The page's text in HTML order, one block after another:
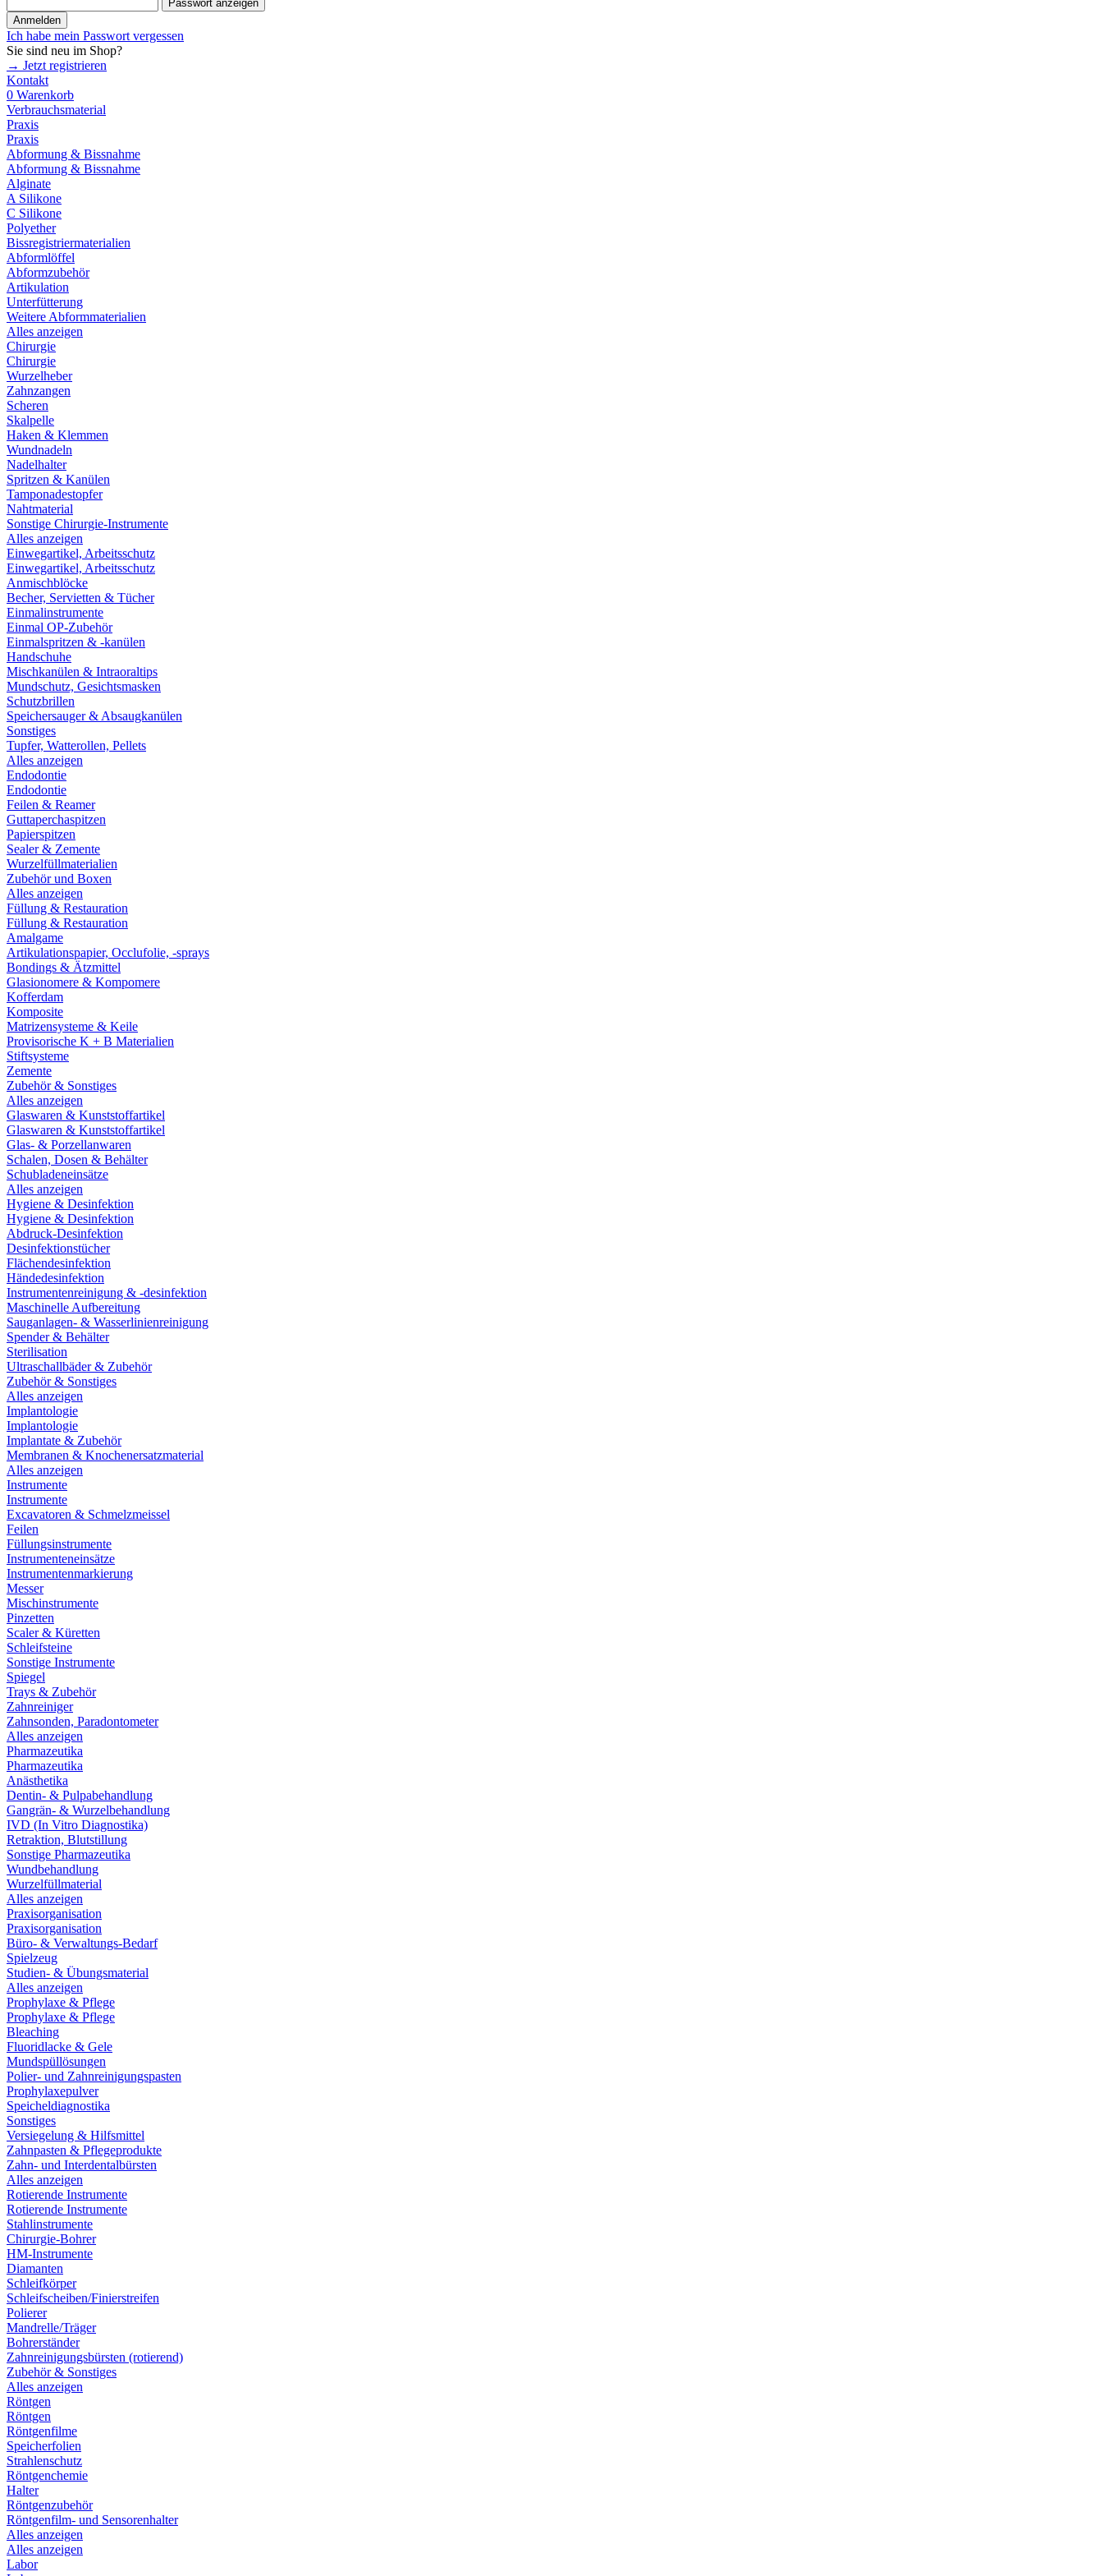
Passwort anzeigen
Anmelden
Ich habe mein Passwort vergessen
Sie sind neu im Shop?
→ Jetzt registrieren
Kontakt
0 Warenkorb
Verbrauchsmaterial
Praxis
Praxis
Abformung & Bissnahme
Abformung & Bissnahme
Alginate
A Silikone
C Silikone
Polyether
Bissregistriermaterialien
Abformlöffel
Abformzubehör
Artikulation
Unterfütterung
Weitere Abformmaterialien
Alles anzeigen
Chirurgie
Chirurgie
Wurzelheber
Zahnzangen
Scheren
Skalpelle
Haken & Klemmen
Wundnadeln
Nadelhalter
Spritzen & Kanülen
Tamponadestopfer
Nahtmaterial
Sonstige Chirurgie-Instrumente
Alles anzeigen
Einwegartikel, Arbeitsschutz
Einwegartikel, Arbeitsschutz
Anmischblöcke
Becher, Servietten & Tücher
Einmalinstrumente
Einmal OP-Zubehör
Einmalspritzen & -kanülen
Handschuhe
Mischkanülen & Intraoraltips
Mundschutz, Gesichtsmasken
Schutzbrillen
Speichersauger & Absaugkanülen
Sonstiges
Tupfer, Watterollen, Pellets
Alles anzeigen
Endodontie
Endodontie
Feilen & Reamer
Guttaperchaspitzen
Papierspitzen
Sealer & Zemente
Wurzelfüllmaterialien
Zubehör und Boxen
Alles anzeigen
Füllung & Restauration
Füllung & Restauration
Amalgame
Artikulationspapier, Occlufolie, -sprays
Bondings & Ätzmittel
Glasionomere & Kompomere
Kofferdam
Komposite
Matrizensysteme & Keile
Provisorische K + B Materialien
Stiftsysteme
Zemente
Zubehör & Sonstiges
Alles anzeigen
Glaswaren & Kunststoffartikel
Glaswaren & Kunststoffartikel
Glas- & Porzellanwaren
Schalen, Dosen & Behälter
Schubladeneinsätze
Alles anzeigen
Hygiene & Desinfektion
Hygiene & Desinfektion
Abdruck-Desinfektion
Desinfektionstücher
Flächendesinfektion
Händedesinfektion
Instrumentenreinigung & -desinfektion
Maschinelle Aufbereitung
Sauganlagen- & Wasserlinienreinigung
Spender & Behälter
Sterilisation
Ultraschallbäder & Zubehör
Zubehör & Sonstiges
Alles anzeigen
Implantologie
Implantologie
Implantate & Zubehör
Membranen & Knochenersatzmaterial
Alles anzeigen
Instrumente
Instrumente
Excavatoren & Schmelzmeissel
Feilen
Füllungsinstrumente
Instrumenteneinsätze
Instrumentenmarkierung
Messer
Mischinstrumente
Pinzetten
Scaler & Küretten
Schleifsteine
Sonstige Instrumente
Spiegel
Trays & Zubehör
Zahnreiniger
Zahnsonden, Paradontometer
Alles anzeigen
Pharmazeutika
Pharmazeutika
Anästhetika
Dentin- & Pulpabehandlung
Gangrän- & Wurzelbehandlung
IVD (In Vitro Diagnostika)
Retraktion, Blutstillung
Sonstige Pharmazeutika
Wundbehandlung
Wurzelfüllmaterial
Alles anzeigen
Praxisorganisation
Praxisorganisation
Büro- & Verwaltungs-Bedarf
Spielzeug
Studien- & Übungsmaterial
Alles anzeigen
Prophylaxe & Pflege
Prophylaxe & Pflege
Bleaching
Fluoridlacke & Gele
Mundspüllösungen
Polier- und Zahnreinigungspasten
Prophylaxepulver
Speicheldiagnostika
Sonstiges
Versiegelung & Hilfsmittel
Zahnpasten & Pflegeprodukte
Zahn- und Interdentalbürsten
Alles anzeigen
Rotierende Instrumente
Rotierende Instrumente
Stahlinstrumente
Chirurgie-Bohrer
HM-Instrumente
Diamanten
Schleifkörper
Schleifscheiben/Finierstreifen
Polierer
Mandrelle/Träger
Bohrerständer
Zahnreinigungsbürsten (rotierend)
Zubehör & Sonstiges
Alles anzeigen
Röntgen
Röntgen
Röntgenfilme
Speicherfolien
Strahlenschutz
Röntgenchemie
Halter
Röntgenzubehör
Röntgenfilm- und Sensorenhalter
Alles anzeigen
Alles anzeigen
Labor